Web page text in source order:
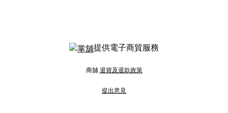
提供電子商貿服務
商舖 退貨及退款政策
提出意見